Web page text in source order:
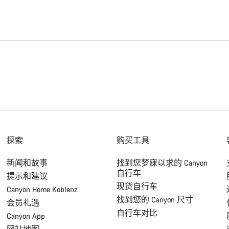
探索
新闻和故事
提示和建议
Canyon Home Koblenz
会员礼遇
Canyon App
购买工具
找到您梦寐以求的 Canyon
自行车
现货自行车
找到您的 Canyon 尺寸
自行车对比